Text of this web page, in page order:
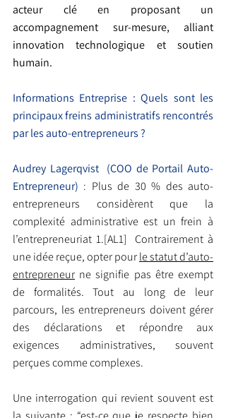
acteur clé en proposant un
accompagnement sur-mesure, alliant
innovation technologique et soutien
humain.
Informations Entreprise : Quels sont les
principaux freins administratifs rencontrés
par les auto-entrepreneurs ?
Audrey Lagerqvist  (COO de Portail Auto-
Entrepreneur) : Plus de 30 % des auto-
entrepreneurs considèrent que la
complexité administrative est un frein à
l’entrepreneuriat 1.[AL1]  Contrairement à
une idée reçue, opter pour le statut d’auto-
entrepreneur ne signifie pas être exempt
de formalités. Tout au long de leur
parcours, les entrepreneurs doivent gérer
des déclarations et répondre aux
exigences administratives, souvent
perçues comme complexes.
Une interrogation qui revient souvent est